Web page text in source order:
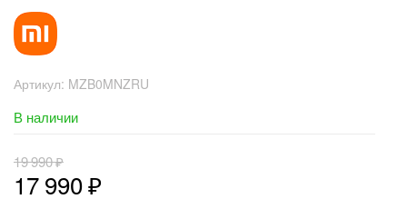
Артикул: MZB0MNZRU
В наличии
17 990₽
19 990₽